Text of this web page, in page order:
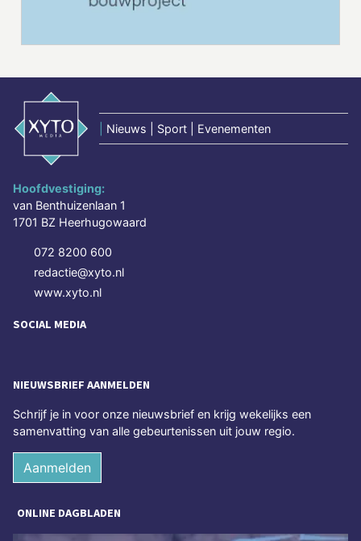
Nieuws | Sport | Evenementen
Hoofdvestiging:
van Benthuizenlaan 1
1701 BZ Heerhugowaard
072 8200 600
redactie@xyto.nl
www.xyto.nl
SOCIAL MEDIA
NIEUWSBRIEF AANMELDEN
Schrijf je in voor onze nieuwsbrief en krijg wekelijks een
samenvatting van alle gebeurtenissen uit jouw regio.
Aanmelden
ONLINE DAGBLADEN